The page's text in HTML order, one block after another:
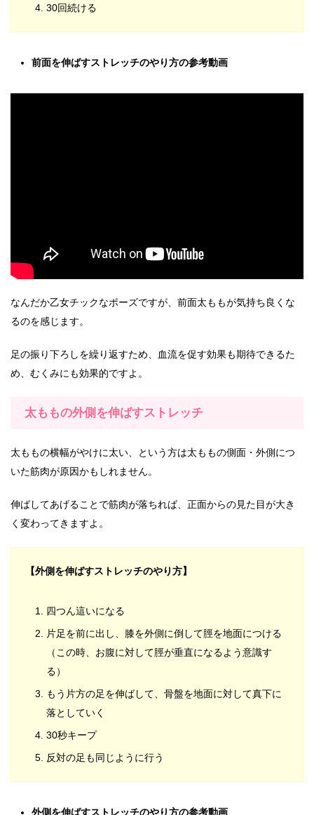
30回続ける
前面を伸ばすストレッチのやり方の参考動画
なんだか乙女チックなポーズですが、前面太ももが気持ち良くな
るのを感じます。
足の振り下ろしを繰り返すため、血流を促す効果も期待できるた
め、むくみにも効果的ですよ。
太ももの外側を伸ばすストレッチ
太ももの横幅がやけに太い、という方は太ももの側面・外側につ
いた筋肉が原因かもしれません。
伸ばしてあげることで筋肉が落ちれば、正面からの見た目が大き
く変わってきますよ。
【外側を伸ばすストレッチのやり方】
四つん這いになる
片足を前に出し、膝を外側に倒して脛を地面につける
（この時、お腹に対して脛が垂直になるよう意識す
る）
もう片方の足を伸ばして、骨盤を地面に対して真下に
落としていく
30秒キープ
反対の足も同じように行う
外側を伸ばすストレッチのやり方の参考動画